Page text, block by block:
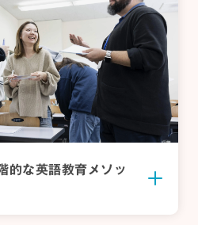
的な英語教育メソッ